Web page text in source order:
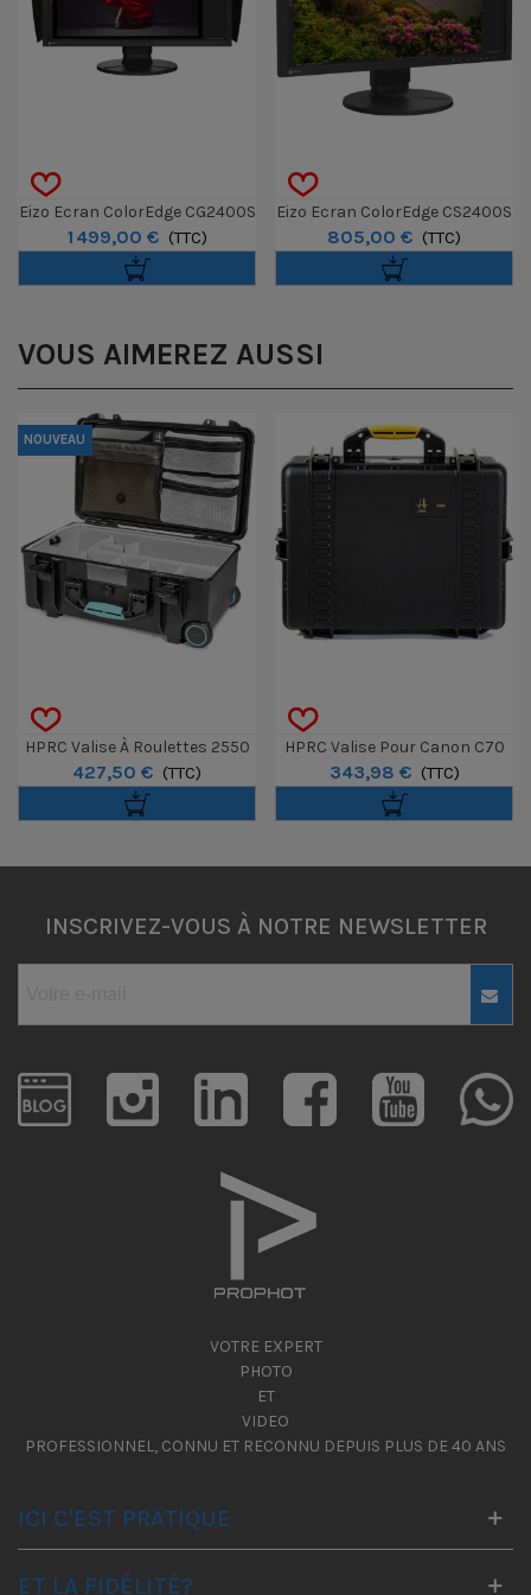
Eizo Ecran ColorEdge CG2400S
IPS 24" Avec ColorNavigator
1 499,00 € (TTC)
Eizo Ecran ColorEdge CS2400S
24" - Noir
805,00 € (TTC)
VOUS AIMEREZ AUSSI
NOUVEAU
HPRC Valise À Roulettes 2550
Second Skin Et Organiser
427,50 € (TTC)
HPRC Valise Pour Canon C70
343,98 € (TTC)
INSCRIVEZ-VOUS À NOTRE NEWSLETTER
VOTRE EXPERT
PHOTO
ET
VIDEO
PROFESSIONNEL, CONNU ET RECONNU DEPUIS PLUS DE 40 ANS
ICI C'EST PRATIQUE
ET LA FIDÉLITÉ?